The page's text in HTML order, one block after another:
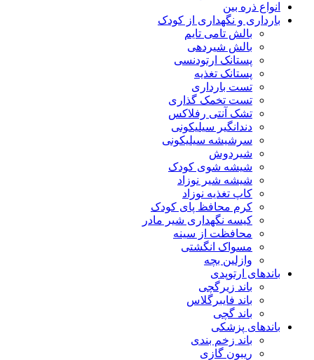
انواع ذره بین
بارداری و نگهداری از کودک
بالش تامی تایم
بالش شیردهی
پستانک ارتودنسی
پستانک تغذیه
تست بارداری
تست تخمک گذاری
تشک آنتی رفلاکس
دندانگیر سیلیکونی
سرشیشه سیلیکونی
شیردوش
شیشه شوی کودک
شیشه شیر نوزاد
کاپ تغذیه نوزاد
کرم محافظ پای کودک
کیسه نگهداری شیر مادر
محافظت از سینه
مسواک انگشتی
وازلین بچه
باندهای ارتوپدی
باند زیرگچی
باند فایبرگلاس
باند گچی
باندهای پزشکی
باند زخم بندی
ریبون گازی